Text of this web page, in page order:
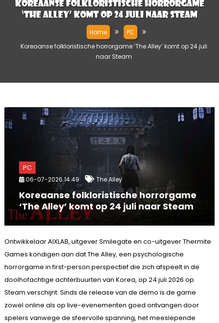
Koreaanse folkloristische horrorgame
‘The Alley’ komt op 24 juli naar Steam
Home
PC
Koreaanse folkloristische horrorgame ‘The Alley’ komt op 24 juli
naar Steam
PC
06-07-2026 14:49 The Alley
Koreaanse folkloristische horrorgame
‘The Alley’ komt op 24 juli naar Steam
Ontwikkelaar AIXLAB, uitgever Smilegate en co-uitgever Thermite
Games kondigen aan dat The Alley, een psychologische
horrorgame in first-person perspectief die zich afspeelt in de
doolhofachtige achterbuurten van Korea, op 24 juli 2026 op
Steam verschijnt. Sinds de release van de demo is de game
zowel online als op live-evenementen goed ontvangen door
spelers vanwege de sfeervolle spanning, het meeslepende